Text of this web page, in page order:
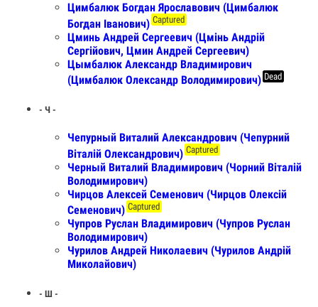
Цимбалюк Богдан Ярославович (Цимбалюк
Богдан Iванович) Captured
Цминь Андрей Сергеевич (Цмінь Андрій
Сергійович, Цмин Андрей Сергеевич)
Цымбалюк Александр Владимирович
(Цимбалюк Олександр Володимирович) Dead
- Ч -
Чепурный Виталий Александрович (Чепурний
Віталій Олександрович) Captured
Черный Виталий Владимирович (Чорний Віталій
Володимирович)
Чирцов Алексей Семенович (Чирцов Олексій
Семенович) Captured
Чупров Руслан Владимирович (Чупров Руслан
Володимирович)
Чурилов Андрей Николаевич (Чурилов Андрій
Миколайович)
- Ш -